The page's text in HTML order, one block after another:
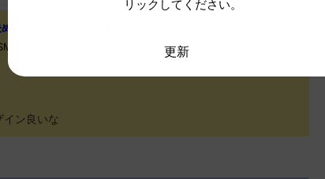
た！ (ﾃﾃﾝﾃﾝﾃﾝ MM7f-o2Ek)
イン良いな
リックしてください。
更新